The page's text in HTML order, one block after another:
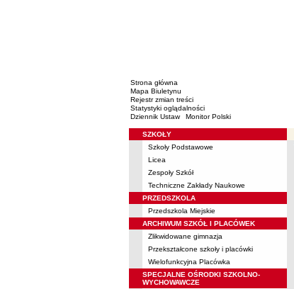
Strona główna
Mapa Biuletynu
Rejestr zmian treści
Statystyki oglądalności
Dziennik Ustaw
Monitor Polski
Menu
SZKOŁY
Szkoły Podstawowe
Licea
Zespoły Szkół
Techniczne Zakłady Naukowe
PRZEDSZKOLA
Przedszkola Miejskie
ARCHIWUM SZKÓŁ I PLACÓWEK
Zlikwidowane gimnazja
Przekształcone szkoły i placówki
Wielofunkcyjna Placówka
SPECJALNE OŚRODKI SZKOLNO-
WYCHOWAWCZE